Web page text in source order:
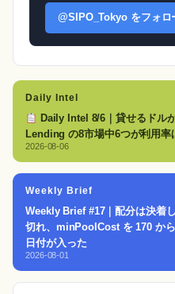
@SIPO_Tokyo をフォロ
Daily Intel
Daily Intel 8/6｜貸せるド
Lending の8市場中6つが利用率
2026-08-06
Weekly Brief
Weekly Brief #17｜配分は決着
切れ、minPoolCost を 170 か
日付が入った
2026-08-01